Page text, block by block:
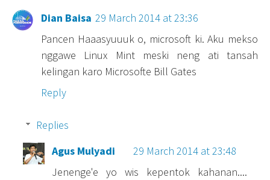
Dian Baisa 29 March 2014 at 23:36
Pancen Haaasyuuuk o, microsoft ki. Aku mekso
nggawe Linux Mint meski neng ati tansah
kelingan karo Microsofte Bill Gates
Reply
Replies
Agus Mulyadi
29 March 2014 at 23:48
Jenenge'e yo wis kepentok kahanan....